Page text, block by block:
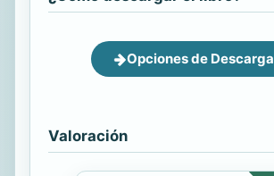
Opciones de Descarga
Valoración